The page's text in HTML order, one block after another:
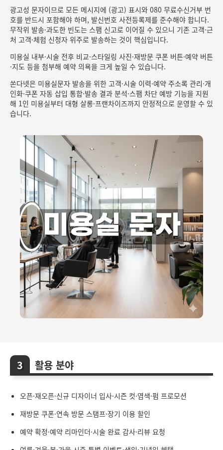
광고성 문자이므로 모든 메시지에 (광고) 표시와 080 무료수신거부 번
호를 반드시 포함해야 하며, 발신번호 사전등록제를 준수해야 합니다.
무작위 발송·과도한 빈도는 스팸 신고로 이어질 수 있으니 기존 고객·근
처 고객·체험 신청자 위주로 발송하는 것이 핵심입니다.
미용실 내부·시술 전후 비교·스타일링 사진·재방문 쿠폰 버튼·예약 버튼
·지도 등을 첨부해 예약 의욕을 크게 높일 수 있습니다.
쏜다넷은 미용실문자 발송을 위한 고객·시술 이력·예약 주소록 관리·개
인화·쿠폰 자동 삽입 통합·발송 결과 분석·스팸 차단 예방 기능을 지원
해 1인 미용실부터 대형 살롱·프랜차이즈까지 안정적으로 운영할 수 있
습니다.
활용 분야
오픈·재오픈·신규 디자이너 입사·시즌 컷·염색·펌 프로모션
재방문 쿠폰·연속 방문 스탬프·장기 이용 할인
예약 확정·예약 리마인더·시술 완료 감사·리뷰 요청